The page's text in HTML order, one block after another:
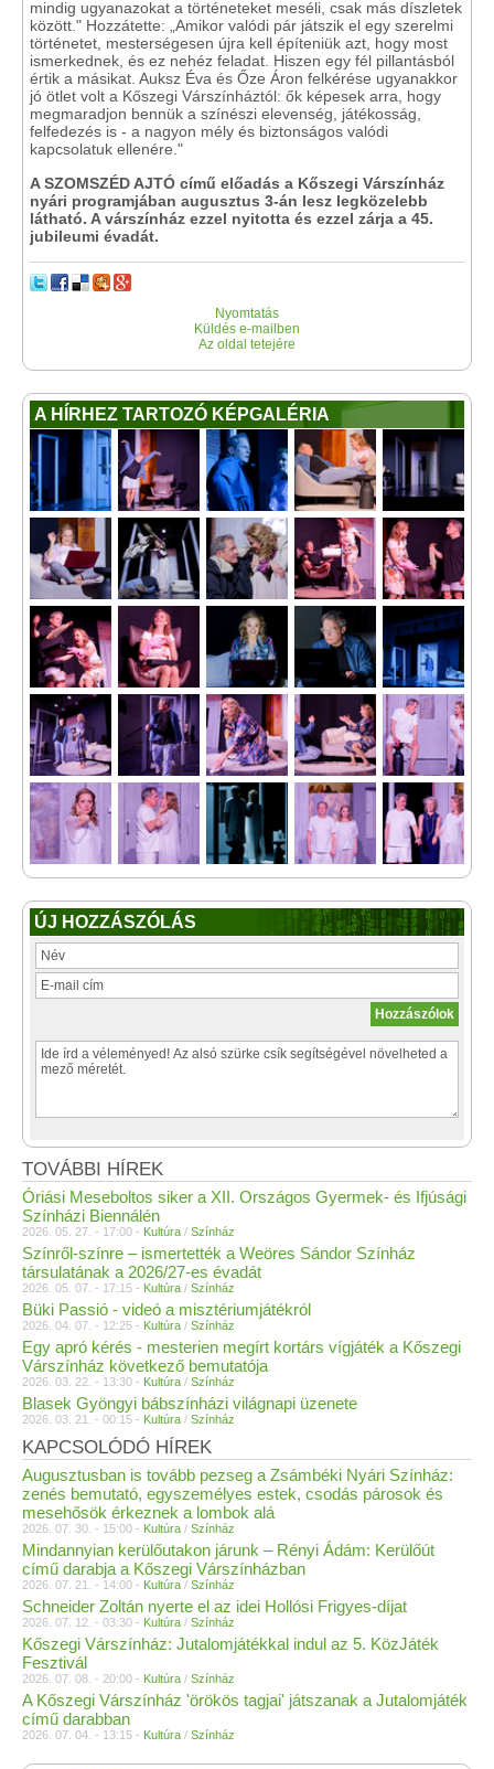
mindig ugyanazokat a történeteket meséli, csak más díszletek
között." Hozzátette: „Amikor valódi pár játszik el egy szerelmi
történetet, mesterségesen újra kell építeniük azt, hogy most
ismerkednek, és ez nehéz feladat. Hiszen egy fél pillantásból
értik a másikat. Auksz Éva és Őze Áron felkérése ugyanakkor
jó ötlet volt a Kőszegi Várszínháztól: ők képesek arra, hogy
megmaradjon bennük a színészi elevenség, játékosság,
felfedezés is - a nagyon mély és biztonságos valódi
kapcsolatuk ellenére."
A SZOMSZÉD AJTÓ című előadás a Kőszegi Várszínház
nyári programjában augusztus 3-án lesz legközelebb
látható. A várszínház ezzel nyitotta és ezzel zárja a 45.
jubileumi évadát.
Nyomtatás
Küldés e-mailben
Az oldal tetejére
A HÍRHEZ TARTOZÓ KÉPGALÉRIA
ÚJ HOZZÁSZÓLÁS
TOVÁBBI HÍREK
Óriási Meseboltos siker a XII. Országos Gyermek- és Ifjúsági
Színházi Biennálén
2026. 05. 27. - 17:00 - Kultúra / Színház
Színről-színre – ismertették a Weöres Sándor Színház
társulatának a 2026/27-es évadát
2026. 05. 07. - 17:15 - Kultúra / Színház
Büki Passió - videó a misztériumjátékról
2026. 04. 07. - 12:25 - Kultúra / Színház
Egy apró kérés - mesterien megírt kortárs vígjáték a Kőszegi
Várszínház következő bemutatója
2026. 03. 22. - 13:30 - Kultúra / Színház
Blasek Gyöngyi bábszínházi világnapi üzenete
2026. 03. 21. - 00:15 - Kultúra / Színház
KAPCSOLÓDÓ HÍREK
Augusztusban is tovább pezseg a Zsámbéki Nyári Színház:
zenés bemutató, egyszemélyes estek, csodás párosok és
mesehősök érkeznek a lombok alá
2026. 07. 30. - 15:00 - Kultúra / Színház
Mindannyian kerülőutakon járunk – Rényi Ádám: Kerülőút
című darabja a Kőszegi Várszínházban
2026. 07. 21. - 14:00 - Kultúra / Színház
Schneider Zoltán nyerte el az idei Hollósi Frigyes-díjat
2026. 07. 12. - 03:30 - Kultúra / Színház
Kőszegi Várszínház: Jutalomjátékkal indul az 5. KözJáték
Fesztivál
2026. 07. 08. - 20:00 - Kultúra / Színház
A Kőszegi Várszínház 'örökös tagjai' játszanak a Jutalomjáték
című darabban
2026. 07. 04. - 13:15 - Kultúra / Színház